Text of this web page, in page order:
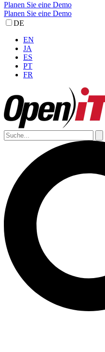
Planen Sie eine Demo
Planen Sie eine Demo
DE
EN
JA
ES
PT
FR